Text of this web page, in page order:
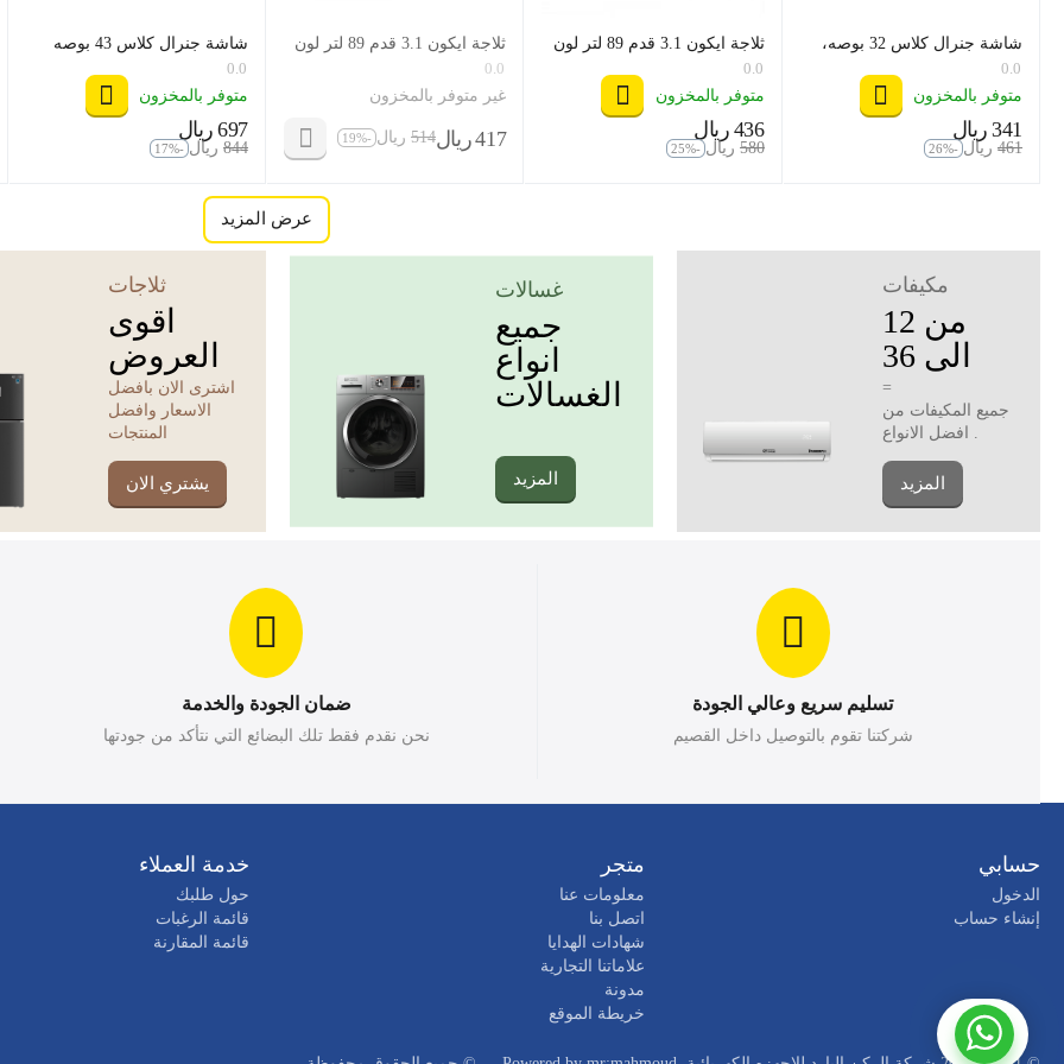
شاشة جنرال كلاس 32 بوصه،
موديل 32US6000
0.0
متوفر بالمخزون
ريال ‎‍341‍
ريال ‍461‍
-26%
ثلاجة ايكون 3.1 قدم 89 لتر لون
استيل موديل icn1-121
0.0
متوفر بالمخزون
ريال ‍436‍
ريال ‍580‍
-25%
ثلاجة ايكون 3.1 قدم 89 لتر لون
ابيض موديل icn1-121
0.0
غير متوفر بالمخزون
ريال ‎‍417‍ ريال ‍514‍
-19%
شاشة جنرال كلاس 43 بوصه
اسمارت ، موديل 43US8000
0.0
متوفر بالمخزون
ريال ‎‍697‍
ريال ‎‍844‍
-17%
عرض المزيد
مكيفات
من 12
الى 36
=
جميع المكيفات من
افضل الانواع .
المزيد
غسالات
جميع
انواع
الغسالات
المزيد
ثلاجات
اقوى
العروض
اشترى الان بافضل
الاسعار وافضل
المنتجات
يشتري الان
تسليم سريع وعالي الجودة
شركتنا تقوم بالتوصيل داخل القصيم
ضمان الجودة والخدمة
نحن نقدم فقط تلك البضائع التي نتأكد من جودتها
حسابي
الدخول
إنشاء حساب
متجر
معلومات عنا
اتصل بنا
شهادات الهدايا
علاماتنا التجارية
مدونة
خريطة الموقع
خدمة العملاء
حول طلبك
قائمة الرغبات
قائمة المقارنة